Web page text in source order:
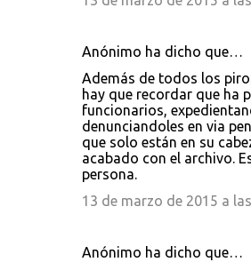
Anónimo ha dicho que…
Además de todos los
hay que recordar que ha
funcionarios,
denunciandoles en via
que solo están en su
acabado con el archivo.
persona.
13 de marzo de 2015 a
Anónimo ha dicho que…